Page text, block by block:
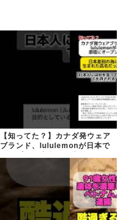
【知ってた？】カナダ発ウェア
ブランド、lululemonが日本で